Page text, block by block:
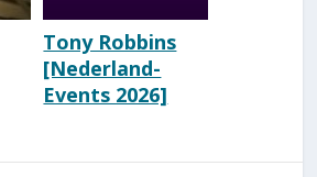
Tony Robbins
[Nederland-
Events 2026]